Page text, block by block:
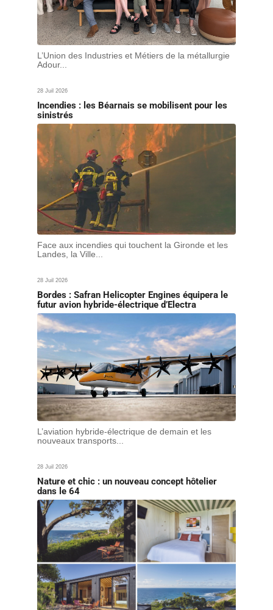
L’Union des Industries et Métiers de la métallurgie
Adour...
28 Juil 2026
Incendies : les Béarnais se mobilisent pour les
sinistrés
Face aux incendies qui touchent la Gironde et les
Landes, la Ville...
28 Juil 2026
Bordes : Safran Helicopter Engines équipera le
futur avion hybride-électrique d’Electra
L’aviation hybride-électrique de demain et les
nouveaux transports...
28 Juil 2026
Nature et chic : un nouveau concept hôtelier
dans le 64